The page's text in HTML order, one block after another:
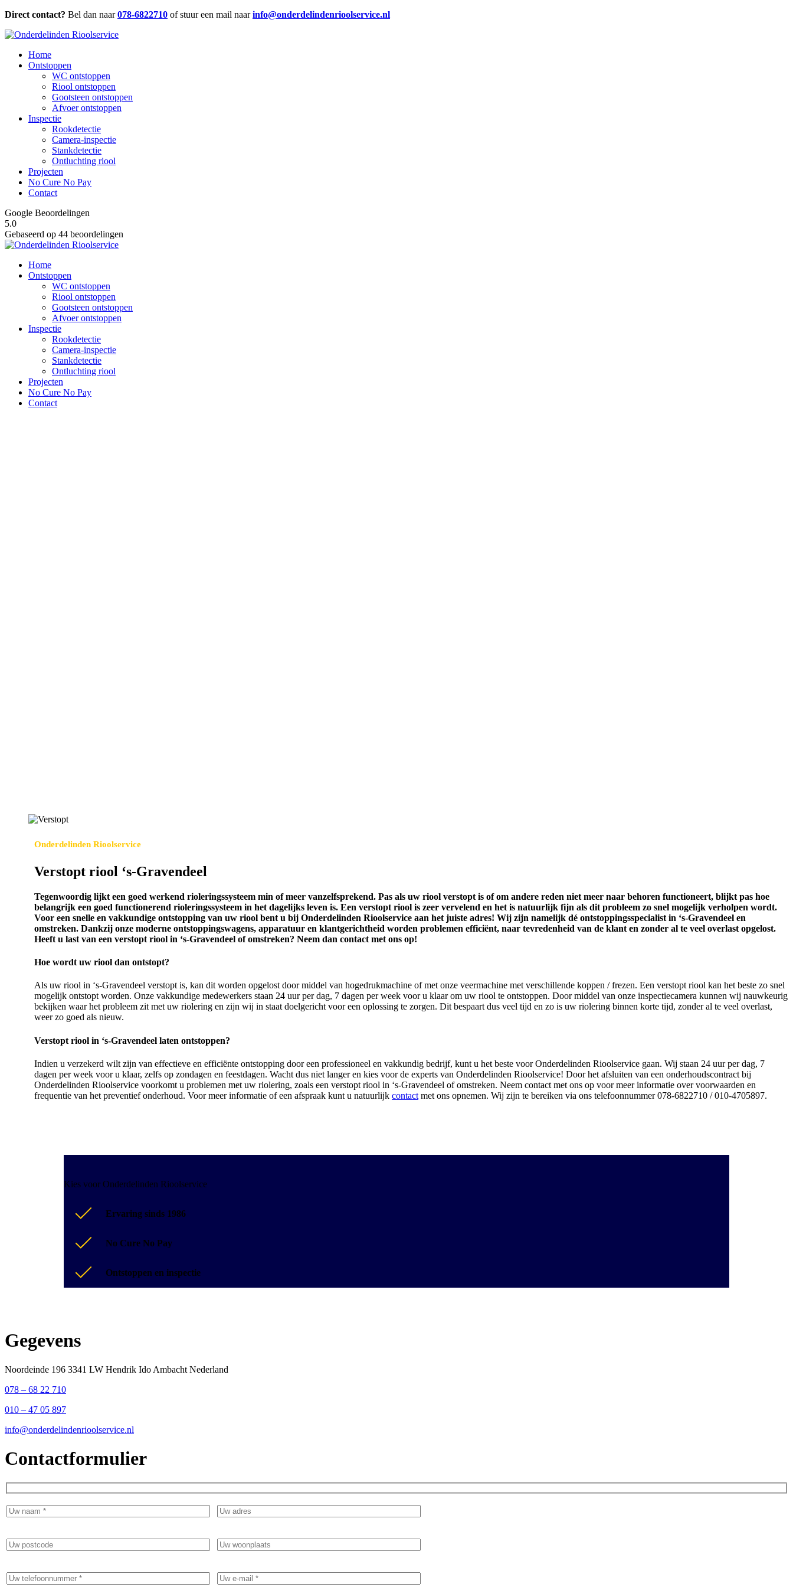
Direct contact? Bel dan naar078-6822710 of stuur een mail naarinfo@onderdelindenrioolservice.nl
Home
Ontstoppen
WC ontstoppen
Riool ontstoppen
Gootsteen ontstoppen
Afvoer ontstoppen
Inspectie
Rookdetectie
Camera-inspectie
Stankdetectie
Ontluchting riool
Projecten
No Cure No Pay
Contact
Google Beoordelingen
5.0
Gebaseerd op 44 beoordelingen
Home
Ontstoppen
WC ontstoppen
Riool ontstoppen
Gootsteen ontstoppen
Afvoer ontstoppen
Inspectie
Rookdetectie
Camera-inspectie
Stankdetectie
Ontluchting riool
Projecten
No Cure No Pay
Contact
Onderdelinden Rioolservice
Verstopt riool ‘s-Gravendeel
Tegenwoordig lijkt een goed werkend rioleringssysteem min of meer vanzelfsprekend. Pas als uw riool verstopt is of om andere reden niet meer naar behoren functioneert, blijkt pas hoe
belangrijk een goed functionerend rioleringssysteem in het dagelijks leven is. Een verstopt riool is zeer vervelend en het is natuurlijk fijn als dit probleem zo snel mogelijk verholpen wordt.
Voor een snelle en vakkundige ontstopping van uw riool bent u bij Onderdelinden Rioolservice aan het juiste adres! Wij zijn namelijk dé ontstoppingsspecialist in ‘s-Gravendeel en
omstreken. Dankzij onze moderne ontstoppingswagens, apparatuur en klantgerichtheid worden problemen efficiënt, naar tevredenheid van de klant en zonder al te veel overlast opgelost.
Heeft u last van een verstopt riool in ‘s-Gravendeel of omstreken? Neem dan contact met ons op!
Hoe wordt uw riool dan ontstopt?
Als uw riool in ‘s-Gravendeel verstopt is, kan dit worden opgelost door middel van hogedrukmachine of met onze veermachine met verschillende koppen / frezen. Een verstopt riool kan het beste zo snel
mogelijk ontstopt worden. Onze vakkundige medewerkers staan 24 uur per dag, 7 dagen per week voor u klaar om uw riool te ontstoppen. Door middel van onze inspectiecamera kunnen wij nauwkeurig
bekijken waar het probleem zit met uw riolering en zijn wij in staat doelgericht voor een oplossing te zorgen. Dit bespaart dus veel tijd en zo is uw riolering binnen korte tijd, zonder al te veel overlast,
weer zo goed als nieuw.
Verstopt riool in ‘s-Gravendeel laten ontstoppen?
Indien u verzekerd wilt zijn van effectieve en efficiënte ontstopping door een professioneel en vakkundig bedrijf, kunt u het beste voor Onderdelinden Rioolservice gaan. Wij staan 24 uur per dag, 7
dagen per week voor u klaar, zelfs op zondagen en feestdagen. Wacht dus niet langer en kies voor de experts van Onderdelinden Rioolservice! Door het afsluiten van een onderhoudscontract bij
Onderdelinden Rioolservice voorkomt u problemen met uw riolering, zoals een verstopt riool in ‘s-Gravendeel of omstreken. Neem contact met ons op voor meer informatie over voorwaarden en
frequentie van het preventief onderhoud. Voor meer informatie of een afspraak kunt u natuurlijk contact met ons opnemen. Wij zijn te bereiken via ons telefoonnummer 078-6822710 / 010-4705897.
Kies voor Onderdelinden Rioolservice
Ervaring sinds 1986
No Cure No Pay
Ontstoppen en inspectie
Gegevens
Noordeinde 196 3341 LW Hendrik Ido Ambacht Nederland
078 – 68 22 710
010 – 47 05 897
info@onderdelindenrioolservice.nl
Contactformulier